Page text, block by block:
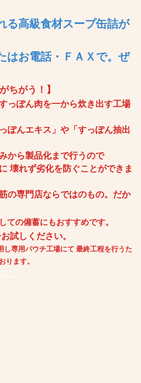
る高級食材スープ缶詰が
はお電話・ＦＡＸで。ぜ
ちがう！】
っぽん肉を一から炊き出す工場
ぽんエキス」や「すっぽん抽出
から製品化まで行うので
壊れず劣化を防ぐことができま
の専門店ならではのもの。 だか
ての備蓄にもおすすめです。
試しください。
専用パウチ工場にて 最終工程を行うた
ります。